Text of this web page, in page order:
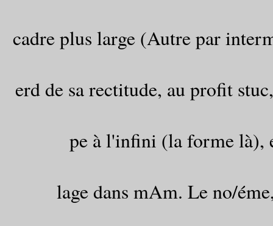
cadre plus large (Autre par
erd de sa rectitude, au profit
pe à l'infini (la forme là),
lage dans mAm. Le no/